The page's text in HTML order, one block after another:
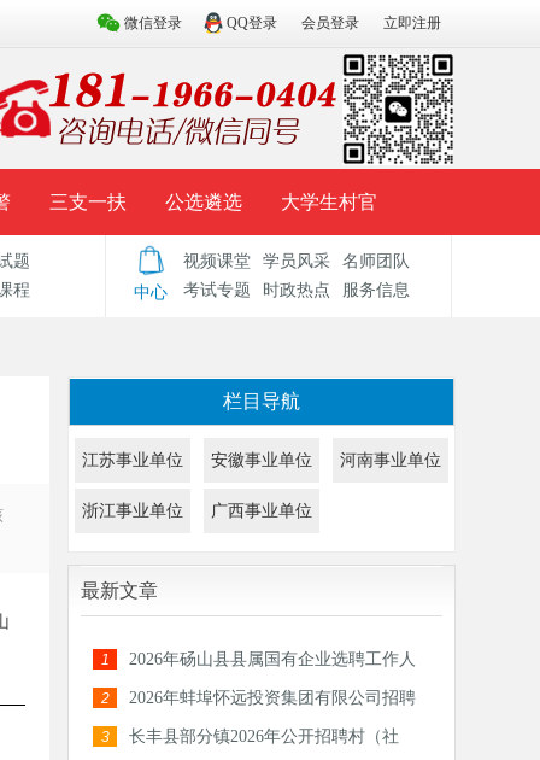
微信登录 QQ登录 会员登录 立即注册
三支一扶 公选遴选 大学生村官
题库 辅导资料 历年真题 模拟试题
题
程 中心
视频课堂 学员风采
名师团队
考试专题
时政热点 服务信息
栏目导航
江苏事业单位 安徽事业单位 河南事业单位
浙江事业单位 广西事业单位
最新文章
1
2026年砀山县县属国有企业选聘工作人
员公告
2
2026年蚌埠怀远投资集团有限公司招聘
30人公
3
长丰县部分镇2026年公开招聘村（社